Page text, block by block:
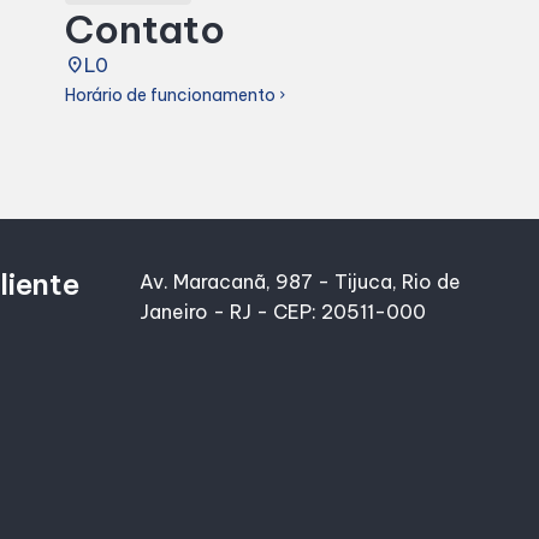
Contato
placeL0
Horário de funcionamento chevron_right
Av. Maracanã, 987 - Tijuca, Rio de
Janeiro - RJ - CEP: 20511-000